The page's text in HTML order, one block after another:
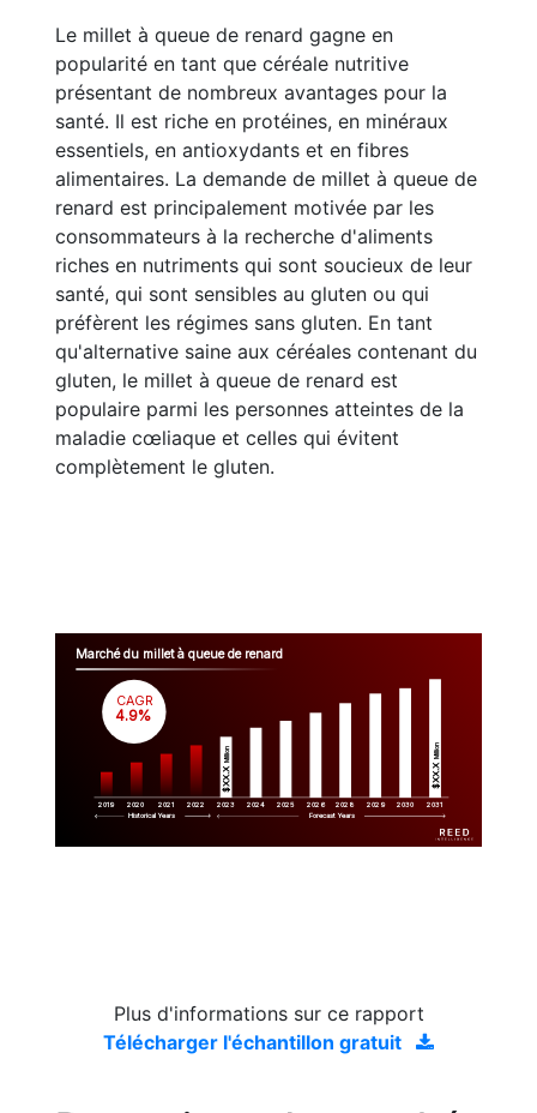
Le millet à queue de renard gagne en
popularité en tant que céréale nutritive
présentant de nombreux avantages pour la
santé. Il est riche en protéines, en minéraux
essentiels, en antioxydants et en fibres
alimentaires. La demande de millet à queue de
renard est principalement motivée par les
consommateurs à la recherche d'aliments
riches en nutriments qui sont soucieux de leur
santé, qui sont sensibles au gluten ou qui
préfèrent les régimes sans gluten. En tant
qu'alternative saine aux céréales contenant du
gluten, le millet à queue de renard est
populaire parmi les personnes atteintes de la
maladie cœliaque et celles qui évitent
complètement le gluten.
Marché du millet à queue de renard
2019 2020 2021 2022 2023 2024 2025 2026 2028 2029 2030 2031
$XX.X
Million
$XX.X
Million
CAGR
4.9%
Historical Years Forecast Years
Plus d'informations sur ce rapport
Télécharger l'échantillon gratuit